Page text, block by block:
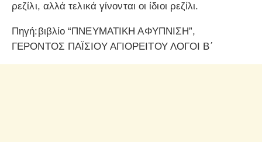
ρεζίλι, αλλά τελικά γίνονται οι ίδιοι ρεζίλι.
Πηγή:βιβλίο “ΠΝΕΥΜΑΤΙΚΗ ΑΦΥΠΝΙΣΗ”,
ΓΕΡΟΝΤΟΣ ΠΑΪΣΙΟΥ ΑΓΙΟΡΕΙΤΟΥ ΛΟΓΟΙ Β΄